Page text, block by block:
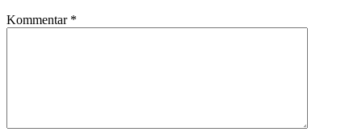
Kommentar *